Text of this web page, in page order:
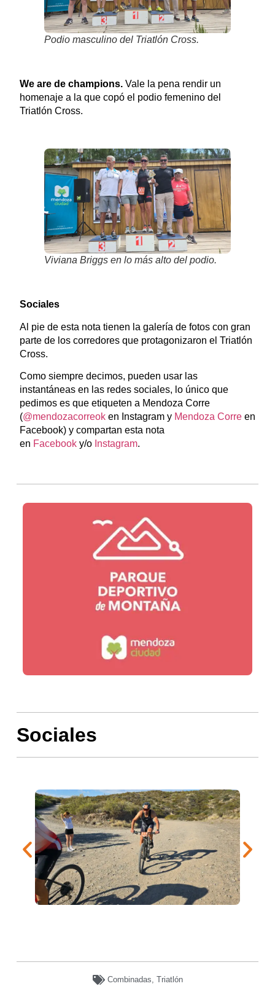
Podio masculino del Triatlón Cross.
We are de champions.Vale la pena rendir un
homenaje a la que copó el podio femenino del
Triatlón Cross.
Viviana Briggs en lo más alto del podio.
Sociales
Al pie de esta nota tienen la galería de fotos con gran
parte de los corredores que protagonizaron el Triatlón
Cross.
Como siempre decimos, pueden usar las
instantáneas en las redes sociales, lo único que
pedimos es que etiqueten a Mendoza Corre
(@mendozacorreoken Instagram y Mendoza Correen
Facebook) y compartan esta nota
en Facebooky/o Instagram.
Sociales
Combinadas, Triatlón